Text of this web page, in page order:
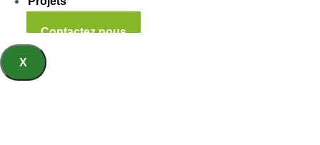
Contactez nous
X